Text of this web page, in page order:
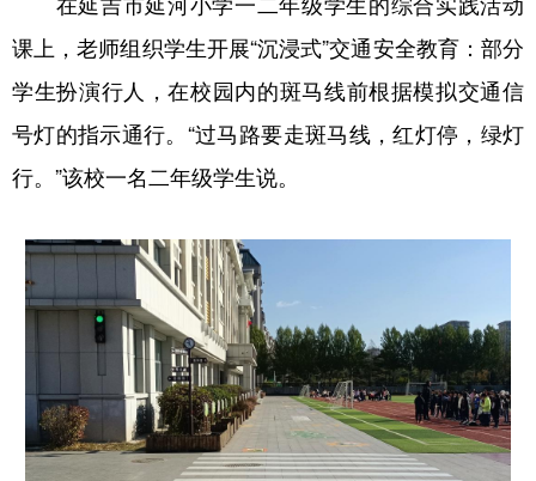
北京 天津 河北 山西
辽宁 吉林
河南
广东 广西 海南 重庆
贵州 云南 西藏
陕西 甘肃 青海 宁夏
内蒙古 黑龙江
课上，老师组织学生开展“沉浸式”交通安全教育：部分
学生扮演行人，在校园内的斑马线前根据模拟交通信
号灯的指示通行。“过马路要走斑马线，红灯停，绿灯
行。”该校一名二年级学生说。